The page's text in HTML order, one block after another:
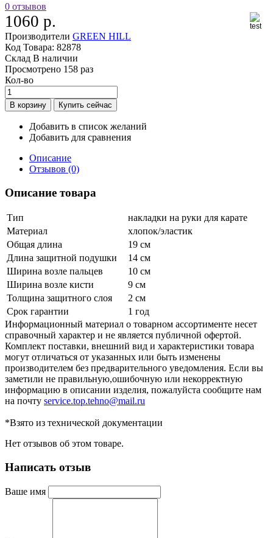
0 отзывов
1060 р.
Производители GREEN HILL
Код Товара: 82878
Склад В наличии
Просмотрено 158 раз
Кол-во
Добавить в список желаний
Добавить для сравнения
Описание
Отзывов (0)
Описание товара
Тип
накладки на руки для карате
Материал
хлопок/эластик
Общая длина
19 см
Длина защитной подушки
14 см
Ширина возле пальцев
10 см
Ширина возле кисти
9 см
Толщина защитного слоя
2 см
Срок гарантии
1 год
Информационный материал о товарном ассортименте несет
справочный характер и не является публичной офертой.
Комплект поставки, внешний вид и характеристики товара
могут отличаться от указанных или быть изменены
производителем без предварительного уведомления. Если вы
заметили не правильную,ошибочную или некорректную
информацию в описании изделия, пожалуйста сообщите нам
на почту service.top.tehno@mail.ru
*Взято из технической документации
Нет отзывов об этом товаре.
Написать отзыв
Ваше имя